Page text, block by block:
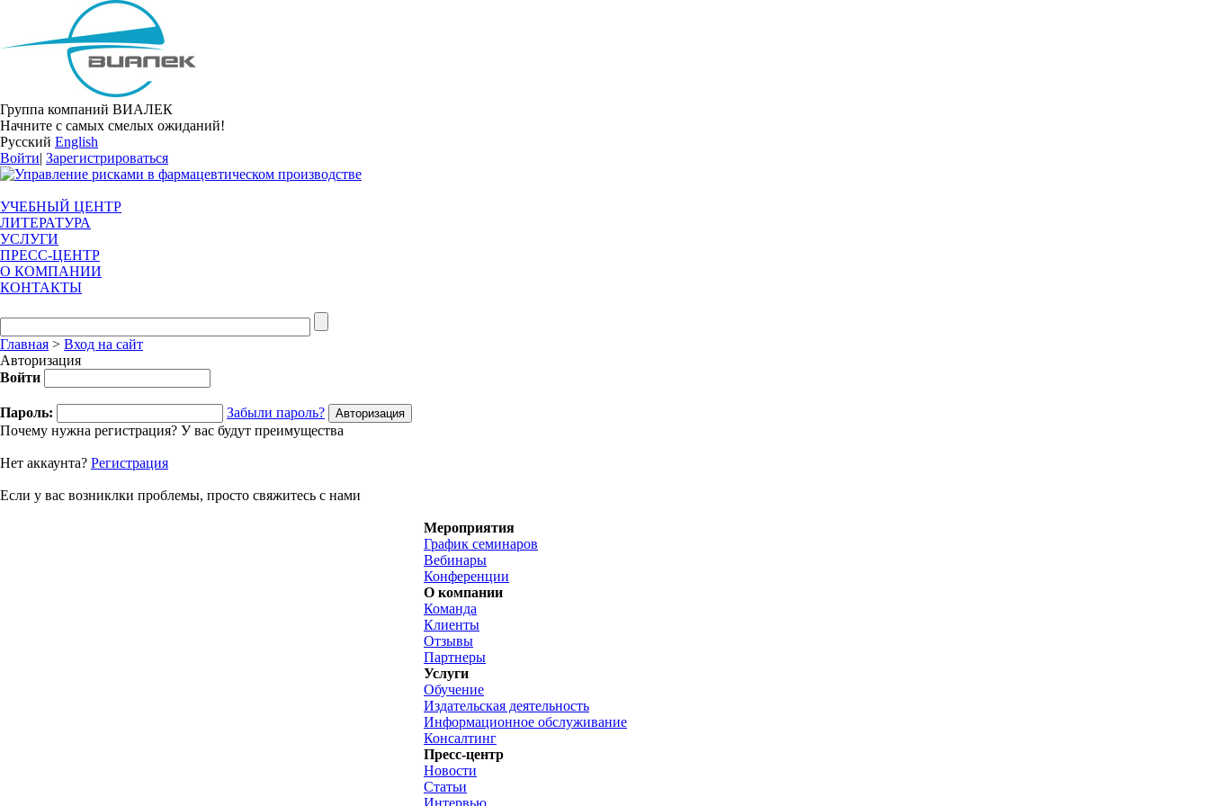
Группа компаний ВИАЛЕК
Начните с самых смелых ожиданий!
Русский English
Войти| Зарегистрироваться
УЧЕБНЫЙ ЦЕНТР
ЛИТЕРАТУРА
УСЛУГИ
ПРЕСС-ЦЕНТР
О КОМПАНИИ
КОНТАКТЫ
Главная > Вход на сайт
Авторизация
Войти
Пароль:
Забыли пароль?
Почему нужна регистрация? У вас будут преимущества
Нет аккаунта? Регистрация
Если у вас возниклки проблемы, просто свяжитесь с нами
Мероприятия
График семинаров
Вебинары
Конференции
О компании
Команда
Клиенты
Отзывы
Партнеры
Услуги
Обучение
Издательская деятельность
Информационное обслуживание
Консалтинг
Пресс-центр
Новости
Статьи
Интервью